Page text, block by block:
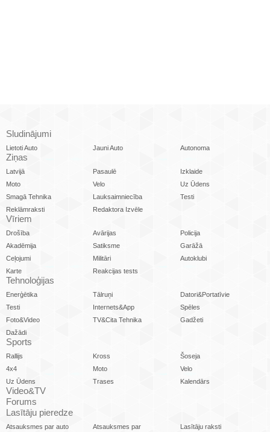
Sludinājumi
Lietoti Auto Jauni Auto Autonoma
Ziņas
Latvijā Pasaulē
Izklaide
Moto
Velo
Uz Ūdens
Smagā Tehnika
Lauksaimniecība
Testi
Reklāmraksti
Redaktora Izvēle
Vīriem
Drošība Avārijas
Policija
Akadēmija
Satiksme
Garāžā
Ceļojumi
Militāri
Autoklubi
Karte
Reakcijas tests
Tehnoloģijas
Enerģētika Tālruņi
Datori&Portatīvie
Testi
Internets&App
Spēles
Foto&Video
TV&Cita Tehnika
Gadžeti
Dažādi
Sports
Rallijs Kross
Šoseja
4x4
Moto
Velo
Uz Ūdens
Trases Kalendārs
Video&TV
Forums
Lasītāju pieredze
Atsauksmes par auto Atsauksmes par Lasītāju raksti